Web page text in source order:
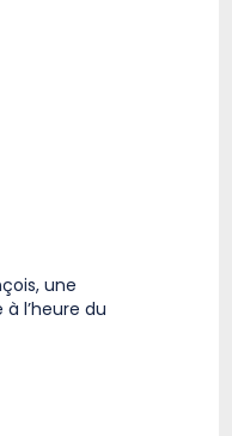
une
l’heure du